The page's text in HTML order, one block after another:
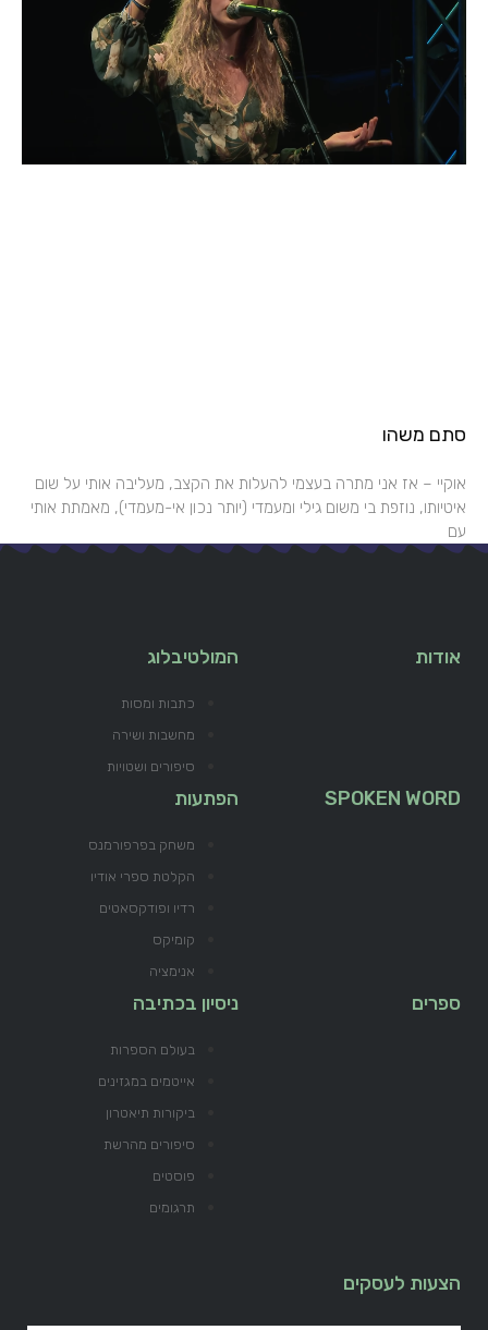
סתם משהו
אוקיי – אז אני מתרה בעצמי להעלות את הקצב, מעליבה אותי על שום
איטיותו, נוזפת בי משום גילי ומעמדי (יותר נכון אי-מעמדי), מאמתת אותי
עם
אודות המולטיבלוג
כתבות ומסות
מחשבות ושירה
סיפורים ושטויות
SPOKEN WORD הפתעות
משחק בפרפורמנס
הקלטת ספרי אודיו
רדיו ופודקסאטים
קומיקס
אנימציה
ספרים ניסיון בכתיבה
בעולם הספרות
אייטמים במגזינים
ביקורות תיאטרון
סיפורים מהרשת
פוסטים
תרגומים
הצעות לעסקים